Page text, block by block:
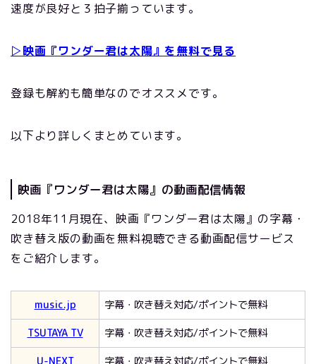
速度が良好と３拍子揃っています。
▷映画『ワンダー君は太陽』を無料で見る
登録も解約も簡単なのでオススメです。
以下より詳しくまとめています。
映画『ワンダー君は太陽』の動画配信情報
2018年11月現在、映画『ワンダー君は太陽』の字幕・
吹き替え版の動画を無料視聴できる動画配信サービス
をご紹介します。
music.jp
字幕・吹き替え対応/ポイントで無料
TSUTAYA TV
字幕・吹き替え対応/ポイントで無料